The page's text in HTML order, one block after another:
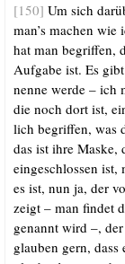
[150] Um sich
man’s machen wie
hat man begrif­fen,
Auf­ga­be ist. Es
nen­ne wer­de – ich
die noch dort ist,
lich begrif­fen, was
das ist ihre Mas­ke,
ein­ge­schlos­sen ist,
es ist, nun ja, der
zeigt – man fin­det
genannt wird –,
glau­ben gern,